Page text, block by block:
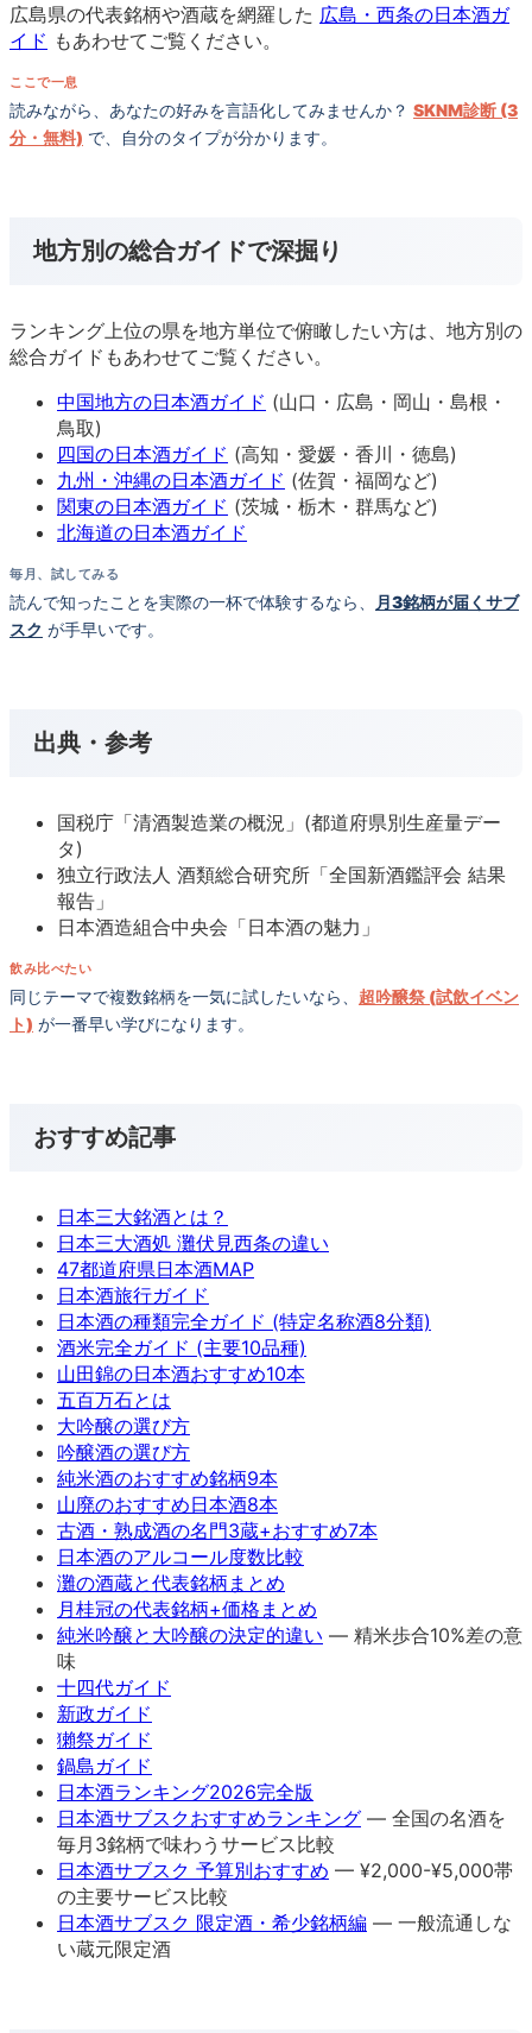
広島県の代表銘柄や酒蔵を網羅した 広島・西条の日本酒ガ
イド もあわせてご覧ください。
ここで一息
読みながら、あなたの好みを言語化してみませんか？ SKNM診断 (3
分・無料) で、自分のタイプが分かります。
地方別の総合ガイドで深掘り
ランキング上位の県を地方単位で俯瞰したい方は、地方別の
総合ガイドもあわせてご覧ください。
中国地方の日本酒ガイド (山口・広島・岡山・島根・
鳥取)
四国の日本酒ガイド (高知・愛媛・香川・徳島)
九州・沖縄の日本酒ガイド (佐賀・福岡など)
関東の日本酒ガイド (茨城・栃木・群馬など)
北海道の日本酒ガイド
毎月、試してみる
読んで知ったことを実際の一杯で体験するなら、
月3銘柄が届くサブ
スク が手早いです。
出典・参考
国税庁「清酒製造業の概況」(都道府県別生産量デー
タ)
独立行政法人 酒類総合研究所「全国新酒鑑評会 結果
報告」
日本酒造組合中央会「日本酒の魅力」
飲み比べたい
同じテーマで複数銘柄を一気に試したいなら、 超吟醸祭 (試飲イベン
ト) が一番早い学びになります。
おすすめ記事
日本三大銘酒とは？
日本三大酒処 灘伏見西条の違い
47都道府県日本酒MAP
日本酒旅行ガイド
日本酒の種類完全ガイド (特定名称酒8分類)
酒米完全ガイド (主要10品種)
山田錦の日本酒おすすめ10本
五百万石とは
大吟醸の選び方
吟醸酒の選び方
純米酒のおすすめ銘柄9本
山廃のおすすめ日本酒8本
古酒・熟成酒の名門3蔵+おすすめ7本
日本酒のアルコール度数比較
灘の酒蔵と代表銘柄まとめ
月桂冠の代表銘柄+価格まとめ
純米吟醸と大吟醸の決定的違い — 精米歩合10%差の意
味
十四代ガイド
新政ガイド
獺祭ガイド
鍋島ガイド
日本酒ランキング2026完全版
日本酒サブスクおすすめランキング — 全国の名酒を
毎月3銘柄で味わうサービス比較
日本酒サブスク 予算別おすすめ — ¥2,000-¥5,000帯
の主要サービス比較
日本酒サブスク 限定酒・希少銘柄編 — 一般流通しな
い蔵元限定酒